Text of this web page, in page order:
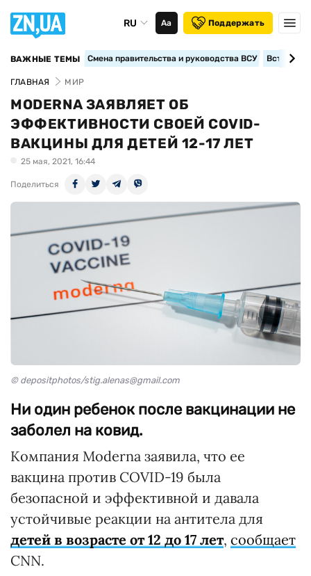
RU Аа Поддержать
ВАЖНЫЕ ТЕМЫ Смена правительства и руководства ВСУ
ГЛАВНАЯ МИР
MODERNA ЗАЯВЛЯЕТ ОБ
ЭФФЕКТИВНОСТИ СВОЕЙ COVID-
ВАКЦИНЫ ДЛЯ ДЕТЕЙ 12-17 ЛЕТ
25 мая, 2021, 16:44
Поделиться
© depositphotos/stig.alenas@gmail.com
Ни один ребенок после вакцинации не
заболел на ковид.
Компания Moderna заявила, что ее
вакцина против COVID-19 была
безопасной и эффективной и давала
устойчивые реакции на антитела для
детей в возрасте от 12 до 17 лет, сообщает
CNN.